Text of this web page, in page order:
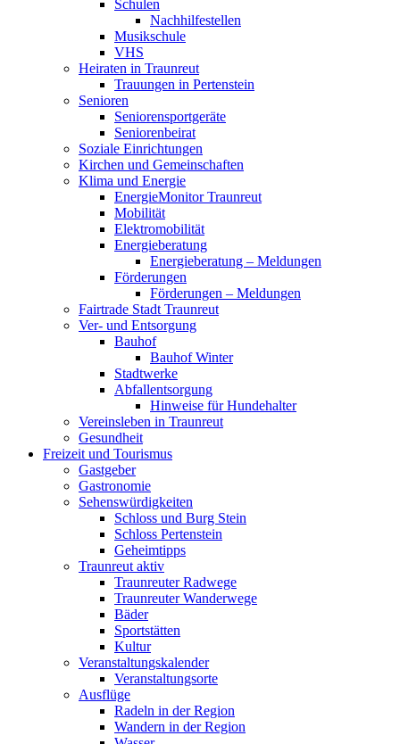
Schulen
Nachhilfestellen
Musikschule
VHS
Heiraten in Traunreut
Trauungen in Pertenstein
Senioren
Seniorensportgeräte
Seniorenbeirat
Soziale Einrichtungen
Kirchen und Gemeinschaften
Klima und Energie
EnergieMonitor Traunreut
Mobilität
Elektromobilität
Energieberatung
Energieberatung – Meldungen
Förderungen
Förderungen – Meldungen
Fairtrade Stadt Traunreut
Ver- und Entsorgung
Bauhof
Bauhof Winter
Stadtwerke
Abfallentsorgung
Hinweise für Hundehalter
Vereinsleben in Traunreut
Gesundheit
Freizeit und Tourismus
Gastgeber
Gastronomie
Sehenswürdigkeiten
Schloss und Burg Stein
Schloss Pertenstein
Geheimtipps
Traunreut aktiv
Traunreuter Radwege
Traunreuter Wanderwege
Bäder
Sportstätten
Kultur
Veranstaltungskalender
Veranstaltungsorte
Ausflüge
Radeln in der Region
Wandern in der Region